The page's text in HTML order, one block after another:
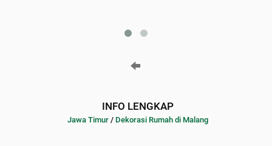
INFO LENGKAP
Jawa Timur / Dekorasi Rumah di Malang